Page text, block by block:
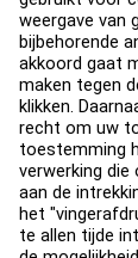
Zoek een
Legaal
Carrière